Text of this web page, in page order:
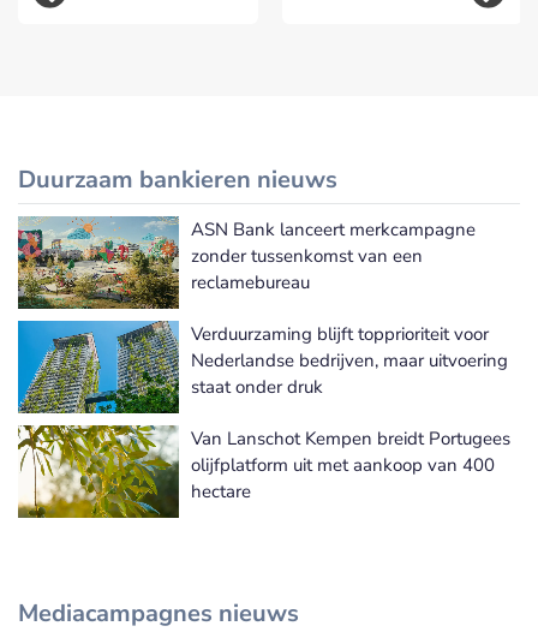
Duurzaam bankieren nieuws
Meer Duurzaam bankieren nieuws
ASN Bank lanceert merkcampagne
zonder tussenkomst van een
reclamebureau
Verduurzaming blijft topprioriteit voor
Nederlandse bedrijven, maar uitvoering
staat onder druk
Van Lanschot Kempen breidt Portugees
olijfplatform uit met aankoop van 400
hectare
Mediacampagnes nieuws